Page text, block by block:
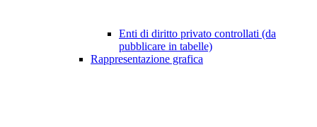
Enti di diritto privato controllati (da
pubblicare in tabelle)
Rappresentazione grafica